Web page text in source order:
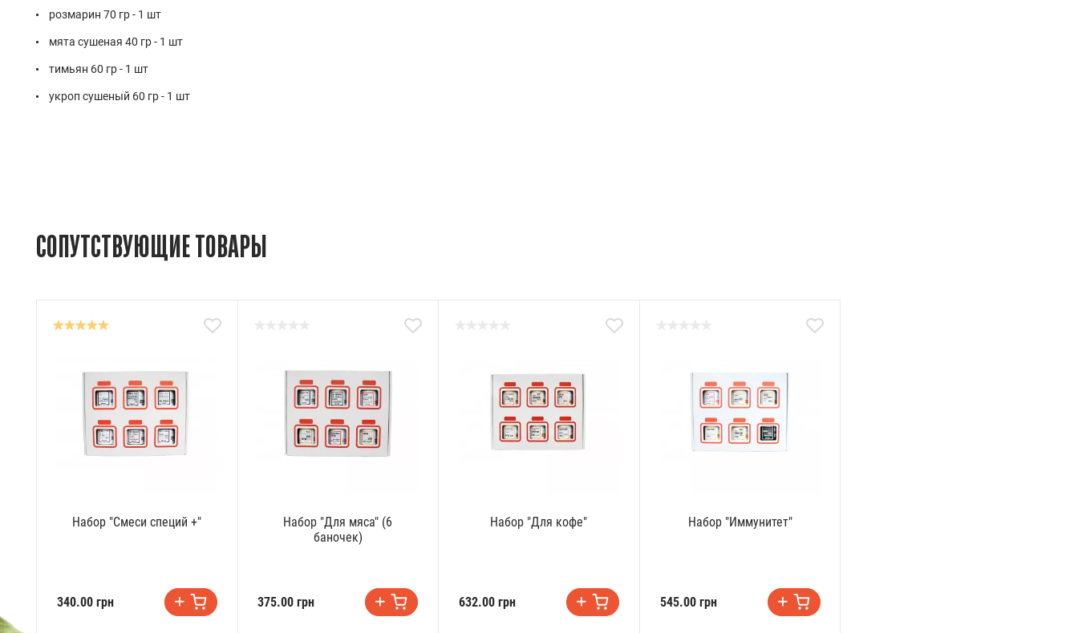
розмарин 70 гр - 1 шт
мята сушеная 40 гр - 1 шт
тимьян 60 гр - 1 шт
укроп сушеный 60 гр - 1 шт
СОПУТСТВУЮЩИЕ ТОВАРЫ
Набор "Смеси специй +"
340.00 грн
Набор "Для мяса" (6
баночек)
375.00 грн
Набор "Для кофе"
632.00 грн
Набор "Иммунитет"
545.00 грн